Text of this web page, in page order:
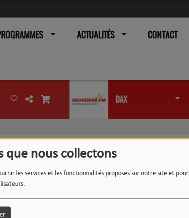
que nous collectons
les services et les fonctionnalités proposés sur notre site et pour
ACTUALITÉS CONTACT
DAX